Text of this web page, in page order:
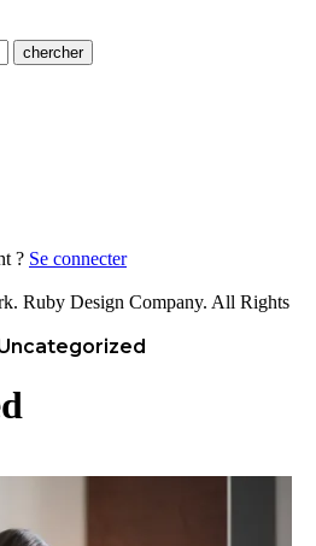
? Se connecter
Ruby Design Company. All Rights